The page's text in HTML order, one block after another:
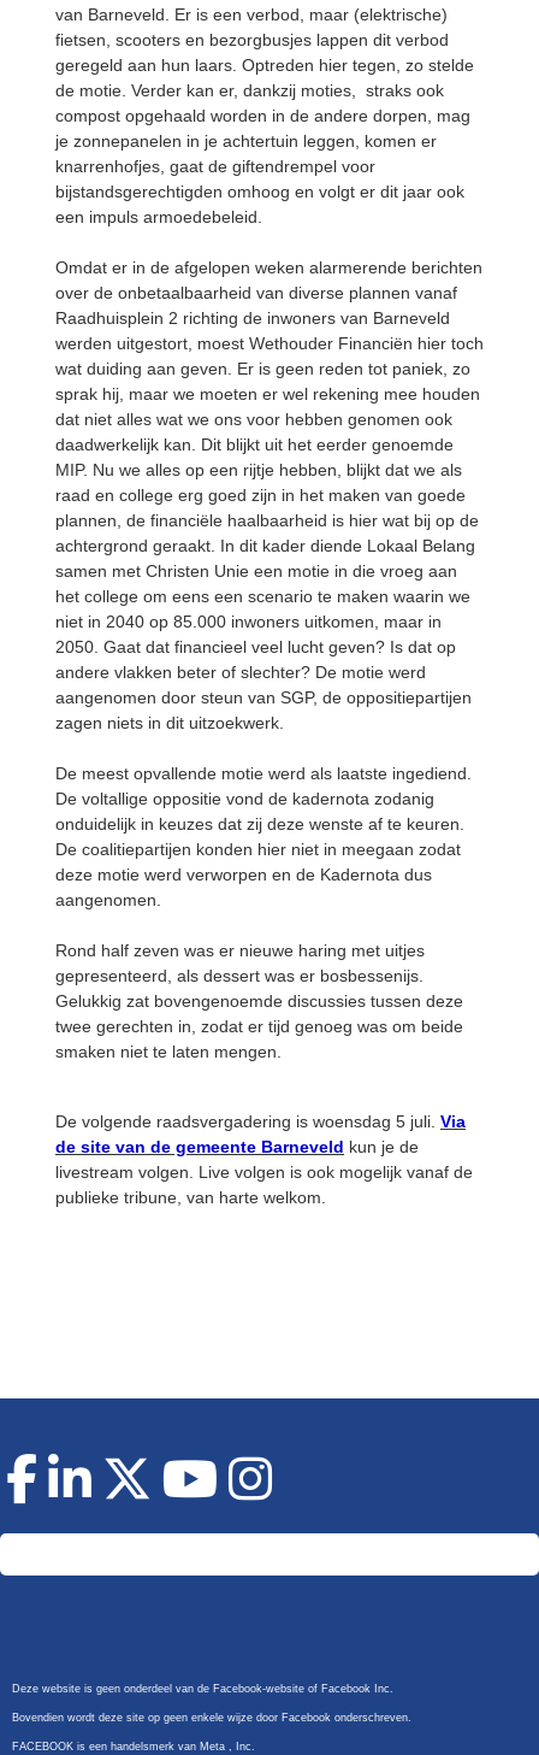
van Barneveld. Er is een verbod, maar (elektrische)
fietsen, scooters en bezorgbusjes lappen dit verbod
geregeld aan hun laars. Optreden hier tegen, zo stelde
de motie. Verder kan er, dankzij moties, straks ook
compost opgehaald worden in de andere dorpen, mag
je zonnepanelen in je achtertuin leggen, komen er
knarrenhofjes, gaat de giftendrempel voor
bijstandsgerechtigden omhoog en volgt er dit jaar ook
een impuls armoedebeleid.
Omdat er in de afgelopen weken alarmerende berichten
over de onbetaalbaarheid van diverse plannen vanaf
Raadhuisplein 2 richting de inwoners van Barneveld
werden uitgestort, moest Wethouder Financiën hier toch
wat duiding aan geven. Er is geen reden tot paniek, zo
sprak hij, maar we moeten er wel rekening mee houden
dat niet alles wat we ons voor hebben genomen ook
daadwerkelijk kan. Dit blijkt uit het eerder genoemde
MIP. Nu we alles op een rijtje hebben, blijkt dat we als
raad en college erg goed zijn in het maken van goede
plannen, de financiële haalbaarheid is hier wat bij op de
achtergrond geraakt. In dit kader diende Lokaal Belang
samen met Christen Unie een motie in die vroeg aan
het college om eens een scenario te maken waarin we
niet in 2040 op 85.000 inwoners uitkomen, maar in
2050. Gaat dat financieel veel lucht geven? Is dat op
andere vlakken beter of slechter? De motie werd
aangenomen door steun van SGP, de oppositiepartijen
zagen niets in dit uitzoekwerk.
De meest opvallende motie werd als laatste ingediend.
De voltallige oppositie vond de kadernota zodanig
onduidelijk in keuzes dat zij deze wenste af te keuren.
De coalitiepartijen konden hier niet in meegaan zodat
deze motie werd verworpen en de Kadernota dus
aangenomen.
Rond half zeven was er nieuwe haring met uitjes
gepresenteerd, als dessert was er bosbessenijs.
Gelukkig zat bovengenoemde discussies tussen deze
twee gerechten in, zodat er tijd genoeg was om beide
smaken niet te laten mengen.
De volgende raadsvergadering is woensdag 5 juli. Via
de site van de gemeente Barneveld kun je de
livestream volgen. Live volgen is ook mogelijk vanaf de
publieke tribune, van harte welkom.
Deze website is geen onderdeel van de Facebook-website of Facebook Inc.
Bovendien wordt deze site op geen enkele wijze door Facebook onderschreven.
FACEBOOK is een handelsmerk van Meta , Inc.